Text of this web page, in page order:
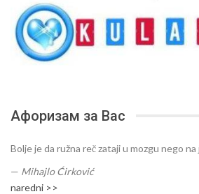
Афоризам за Вас
Bolje je da ružna reč zataji u mozgu nego na
— Mihajlo Ćirković
naredni >>